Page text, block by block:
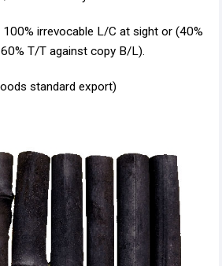
100% irrevocable L/C at sight or (40%
T/T against copy B/L).
standard export)